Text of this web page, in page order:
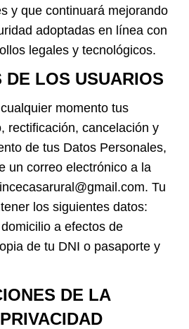
y que continuará mejorando
adoptadas en línea con
legales y tecnológicos.
DE LOS USUARIOS
momento tus
rectificación, cancelación y
de tus Datos Personales,
un correo electrónico a la
Tu
los siguientes datos:
a efectos de
de tu DNI o pasaporte y
DE LA